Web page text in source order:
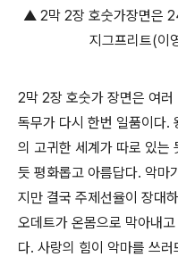
▲ 2막 2장 호숫가장면은
지그프리트(이
2막 2장 호숫가 장면은 여러
독무가 다시 한번 일품이다.
의 고귀한 세계가 따로 있는
듯 평화롭고 아름답다. 악마
지만 결국 주제선율이 장대
오데트가 온몸으로 막아내
다. 사랑의 힘이 악마를 쓰러